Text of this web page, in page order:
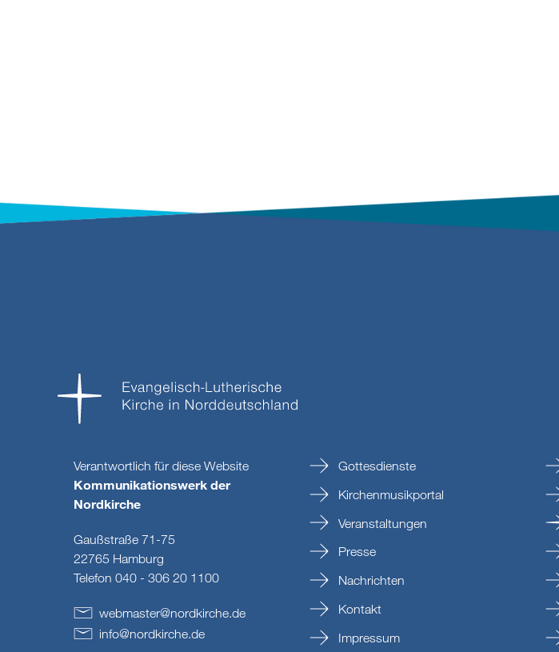
Verantwortlich für diese Website
Kommunikationswerk der
Nordkirche
Gaußstraße 71-75
22765 Hamburg
Telefon 040 - 306 20 1100
webmaster@nordkirche.de
info@nordkirche.de
Gottesdienste
Kirchenmusikportal
Veranstaltungen
Presse
Nachrichten
Kontakt
Impressum